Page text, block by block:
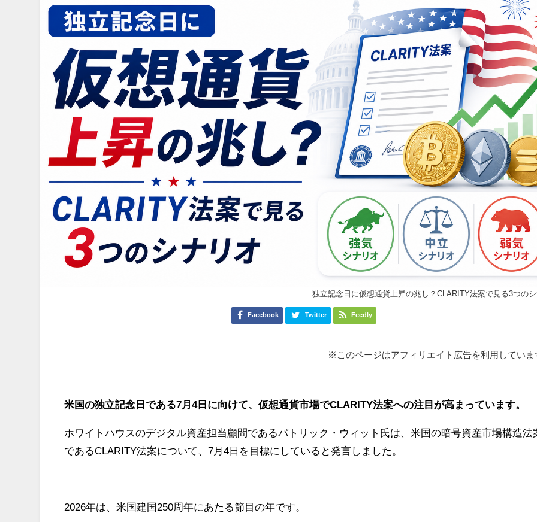
独立記念日に仮想通貨上昇の兆し？CLARITY法案で見る3つの
Facebook Twitter Feedly
※このページはアフィリエイト広告を利用していま
米国の独立記念日である7月4日に向けて、仮想通貨市場でCLARITY法案への注目が高まっています。
ホワイトハウスのデジタル資産担当顧問であるパトリック・ウィット氏は、米国の暗号資産市場構造法
であるCLARITY法案について、7月4日を目標にしていると発言しました。
2026年は、米国建国250周年にあたる節目の年です。